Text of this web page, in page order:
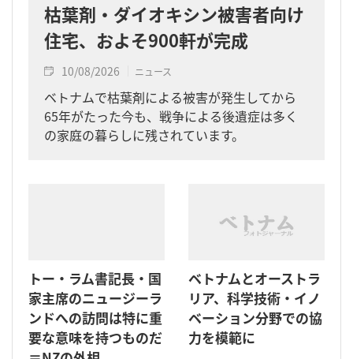
枯葉剤・ダイオキシン被害者向け
住宅、およそ900軒が完成
10/08/2026 ニュース
ベトナムで枯葉剤による被害が発生してから
65年がたった今も、戦争による後遺症は多く
の家庭の暮らしに残されています。
トー・ラム書記長・国
家主席のニュージーラ
ンドへの訪問は特に重
要な意味を持つものだ
ベトナムとオーストラ
リア、科学技術・イノ
ベーション分野での協
力を模範に